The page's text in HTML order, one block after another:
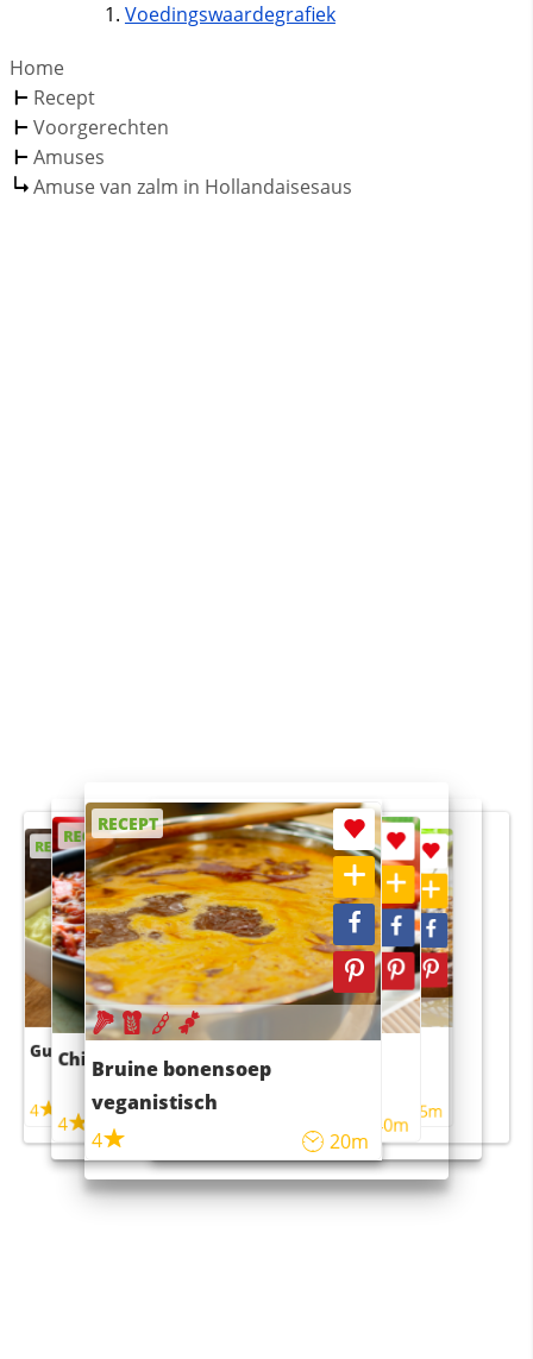
Voedingswaardegrafiek
Home
Recept
Voorgerechten
Amuses
Amuse van zalm in Hollandaisesaus
RECEPT
Guacamole
4
RECEPT
Chili con carne
4
RECEPT
Bruine bonensoep
veganistisch
4
20m
RECEPT
Sushi rijstsalade
maaltijdsalade
40m
RECEPT
4 55m